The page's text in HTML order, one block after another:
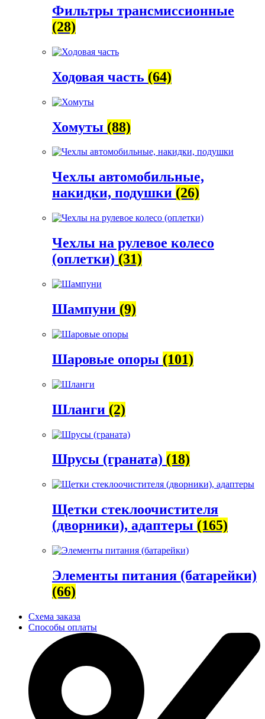
Фильтры трансмиссионные
(28)
Ходовая часть (64)
Хомуты (88)
Чехлы автомобильные,
накидки, подушки (26)
Чехлы на рулевое колесо
(оплетки) (31)
Шампуни (9)
Шаровые опоры (101)
Шланги (2)
Шрусы (граната) (18)
Щетки стеклоочистителя
(дворники), адаптеры (165)
Элементы питания (батарейки)
(66)
Схема заказа
Способы оплаты